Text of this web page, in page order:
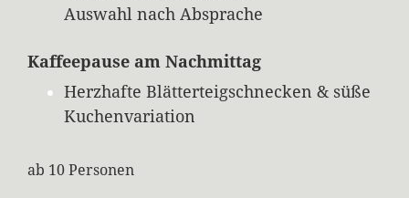
Auswahl nach Absprache
Kaffeepause am Nachmittag
Herzhafte Blätterteigschnecken & süße
Kuchenvariation
ab 10 Personen